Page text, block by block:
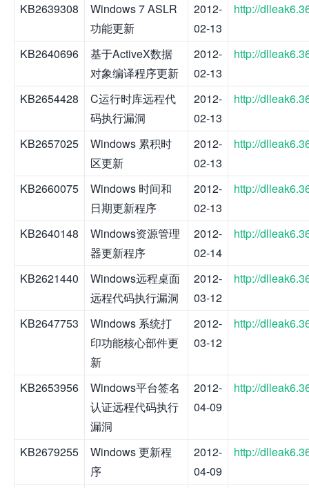
KB2639308
Windows 7 ASLR
功能更新
2012-
02-13
http://
KB2640696
基于ActiveX数据
对象编译程序更新
2012-
02-13
http://
KB2654428
C运行时库远程代
码执行漏洞
2012-
02-13
http://
KB2657025
Windows 累积时
区更新
2012-
02-13
http://
KB2660075
Windows 时间和
日期更新程序
2012-
02-13
http://
KB2640148
Windows资源管理
器更新程序
2012-
02-14
http://
KB2621440
Windows远程桌面
远程代码执行漏洞
2012-
03-12
http://
KB2647753
Windows 系统打
印功能核心部件更
新
2012-
03-12
http://
KB2653956
Windows平台签名
认证远程代码执行
漏洞
2012-
04-09
http://
KB2679255
Windows 更新程
序
2012-
04-09
http://